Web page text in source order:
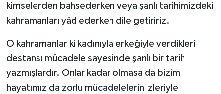
kimselerden bahsederken veya şanlı tarihimizdeki
kahramanları yâd ederken dile getiririz.
O kahramanlar ki kadınıyla erkeğiyle verdikleri
destansı mücadele sayesinde şanlı bir tarih
yazmışlardır. Onlar kadar olmasa da bizim
hayatımız da zorlu mücadelelerin izleriyle
Burdur Müftülüğü
Çanakkale Müftülüğü
Ekonomi
Podcast